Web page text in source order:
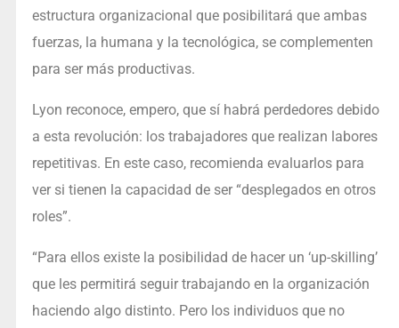
estructura organizacional que posibilitará que ambas
fuerzas, la humana y la tecnológica, se complementen
para ser más productivas.
Lyon reconoce, empero, que sí habrá perdedores debido
a esta revolución: los trabajadores que realizan labores
repetitivas. En este caso, recomienda evaluarlos para
ver si tienen la capacidad de ser “desplegados en otros
roles”.
“Para ellos existe la posibilidad de hacer un ‘up-skilling’
que les permitirá seguir trabajando en la organización
haciendo algo distinto. Pero los individuos que no